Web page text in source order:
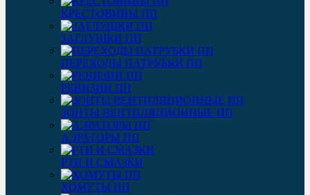
КРЕСТОВИНЫ ПП
ЗАГЛУШКИ ПП
ПЕРЕХОДЫ ПАТРУБКИ ПП
РЕВИЗИИ ПП
ЗОНТЫ ВЕНТИЛЯЦИОННЫЕ ПП
АЭРАТОРЫ ПП
РТИ И СМАЗКИ
ХОМУТЫ ПП